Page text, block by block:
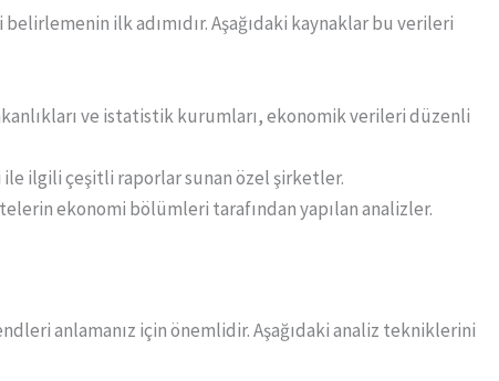
ilk adımıdır. Aşağıdaki kaynaklar bu verileri
ve istatistik kurumları, ekonomik verileri düzenli
ilgili çeşitli raporlar sunan özel şirketler.
ekonomi bölümleri tarafından yapılan analizler.
anlamanız için önemlidir. Aşağıdaki analiz tekniklerini